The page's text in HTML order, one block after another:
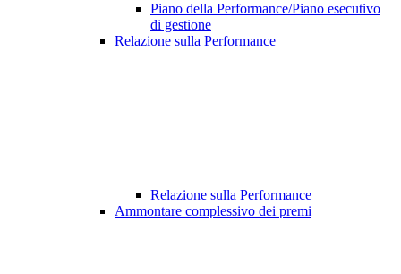
Piano della Performance/Piano esecutivo
di gestione
Relazione sulla Performance
Relazione sulla Performance
Ammontare complessivo dei premi